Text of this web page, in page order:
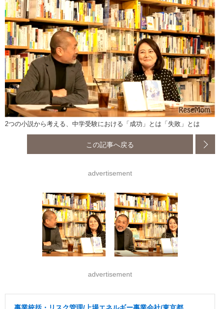
2つの小説から考える、中学受験における「成功」とは「失敗」とは
この記事へ戻る
advertisement
advertisement